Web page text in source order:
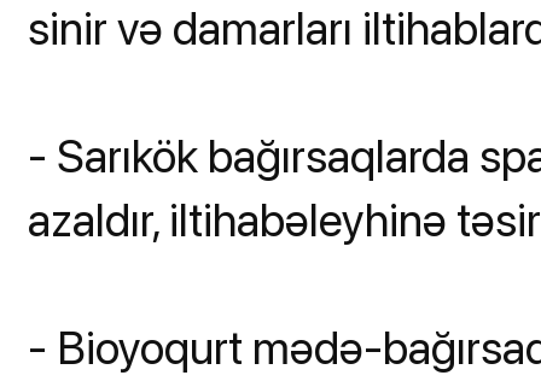
sinir və damarları
- Sarıkök bağırsaqlarda
azaldır, iltihabəleyhinə
- Bioyoqurt mədə-